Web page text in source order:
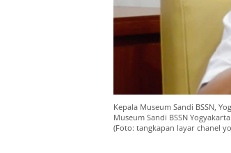
Kepala Museum Sandi BSSN,
Museum Sandi BSSN
(Foto: tangkapan layar chanel